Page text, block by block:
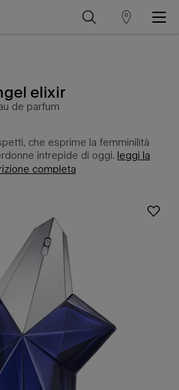
trova
elixir
de parfum
che esprime la femminilità
intrepide di oggi. leggi la
completa